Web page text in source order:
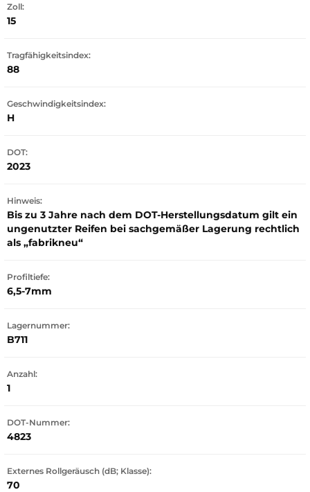
Zoll:
15
Tragfähigkeitsindex:
88
Geschwindigkeitsindex:
H
DOT:
2023
Hinweis:
Bis zu 3 Jahre nach dem DOT-Herstellungsdatum gilt ein
ungenutzter Reifen bei sachgemäßer Lagerung rechtlich
als „fabrikneu“
Profiltiefe:
6,5-7mm
Lagernummer:
B711
Anzahl:
1
DOT-Nummer:
4823
Externes Rollgeräusch (dB; Klasse):
70